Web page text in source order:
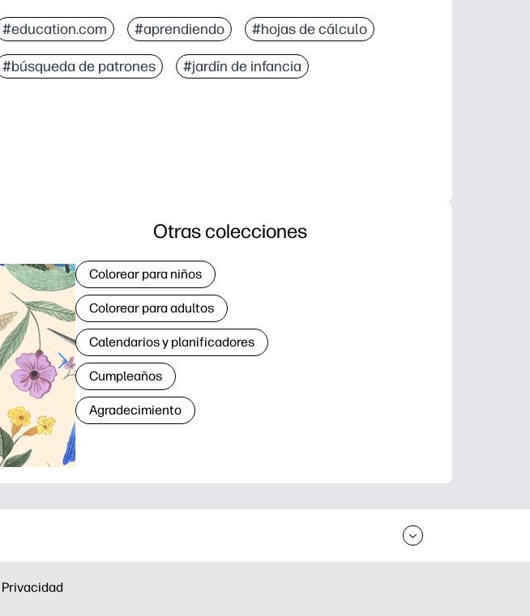
Ahorra tiempo de preparación: solo imprime, agrega crayones y estarás
Los niños se entretienen con los brillantes íconos primaverales (piense en
Refuerza las habilidades básicas: patrones repetitivos simples,
#education.com #aprendiendo #hojas de cálculo
#búsqueda de patrones #jardín de infancia
Otras colecciones
Colorear para niños
Colorear para adultos
Calendarios y planificadores
Cumpleaños
Agradecimiento
Privacidad